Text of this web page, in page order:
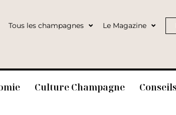
Tous les champagnes Le Magazine
Culture Champagne Conseils